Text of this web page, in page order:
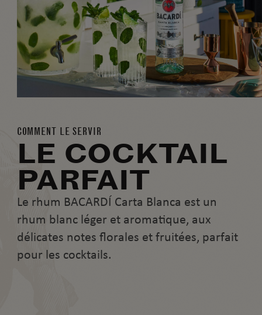
COMMENT LE SERVIR
LE COCKTAIL
PARFAIT
Le rhum BACARDÍ Carta Blanca est un
rhum blanc léger et aromatique, aux
délicates notes florales et fruitées, parfait
pour les cocktails.